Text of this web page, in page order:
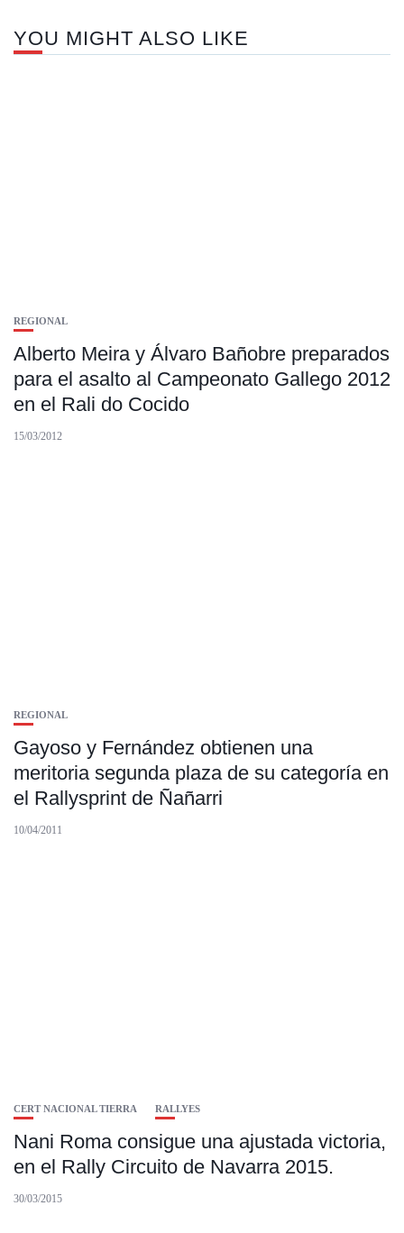
YOU MIGHT ALSO LIKE
REGIONAL
Alberto Meira y Álvaro Bañobre preparados
para el asalto al Campeonato Gallego 2012
en el Rali do Cocido
15/03/2012
REGIONAL
Gayoso y Fernández obtienen una
meritoria segunda plaza de su categoría en
el Rallysprint de Ñañarri
10/04/2011
CERT NACIONAL TIERRA RALLYES
Nani Roma consigue una ajustada victoria,
en el Rally Circuito de Navarra 2015.
30/03/2015